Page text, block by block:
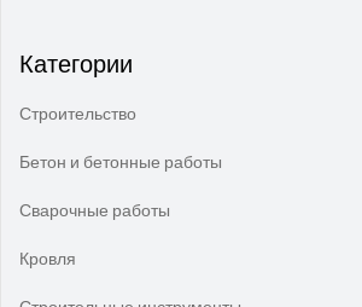
Категории
Строительство
Бетон и бетонные работы
Сварочные работы
Кровля